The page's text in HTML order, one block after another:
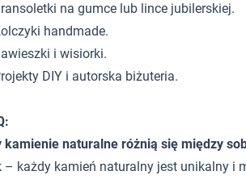
na gumce lub lince jubilerskiej.
handmade.
i wisiorki.
DIY i autorska biżuteria.
kamienie naturalne różnią się między
– każdy kamień naturalny jest unikalny i